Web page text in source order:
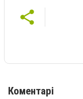
Коментарі